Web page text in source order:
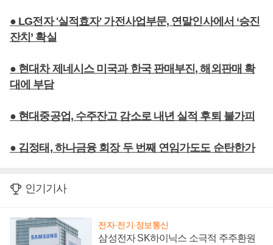
● LG전자 '실적효자' 가전사업부문, 연말인사에서 ‘승진
잔치’ 확실
● 현대차 제네시스 미국과 한국 판매부진, 해외판매 확
대에 부담
● 현대중공업, 수주잔고 감소로 내년 실적 후퇴 불가피
● 김정태, 하나금융 회장 두 번째 연임가도도 순탄한가
인기기사
전자·전기·정보통신
삼성전자 SK하이닉스 소극적 주주환원